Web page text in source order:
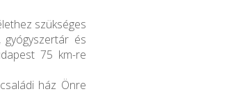
szükséges
gyógyszertár és
75 km-re
ház Önre